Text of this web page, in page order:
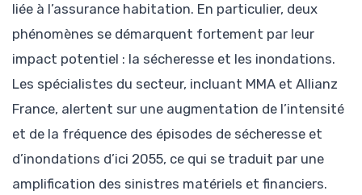
liée à l’assurance habitation. En particulier, deux
phénomènes se démarquent fortement par leur
impact potentiel : la sécheresse et les inondations.
Les spécialistes du secteur, incluant MMA et Allianz
France, alertent sur une augmentation de l’intensité
et de la fréquence des épisodes de sécheresse et
d’inondations d’ici 2055, ce qui se traduit par une
amplification des sinistres matériels et financiers.